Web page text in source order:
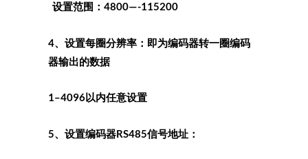
设置范围：4800—-115200
4、设置每圈分辨率：即为编码器转一圈编码
器输出的数据
1–4096以内任意设置
5、设置编码器RS485信号地址：